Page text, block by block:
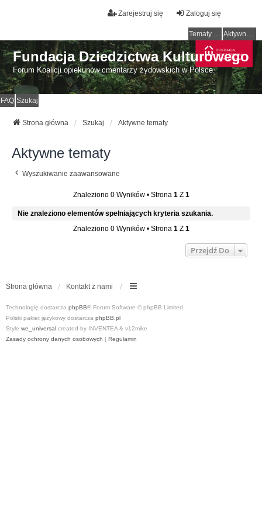
Zaloguj się
Zarejestruj się
Tematy bez odpowiedzi Aktywne tematy
Fundacja Dziedzictwa Kulturowego
Forum Koalicji opiekunów cmentarzy żydowskich w Polsce.
FAQ Szukaj
Strona główna Szukaj Aktywne tematy
Aktywne tematy
Wyszukiwanie zaawansowane
Znaleziono 0 Wyników • Strona 1Z 1
Nie znaleziono elementów spełniających kryteria szukania.
Znaleziono 0 Wyników • Strona 1Z 1
Przejdź Do
Strona główna Kontakt z nami
Technologię dostarcza phpBB® Forum Software © phpBB Limited
Polski pakiet językowy dostarcza phpBB.pl
Style we_universal created by INVENTEA & v12mike
Zasady ochrony danych osobowych | Regulamin